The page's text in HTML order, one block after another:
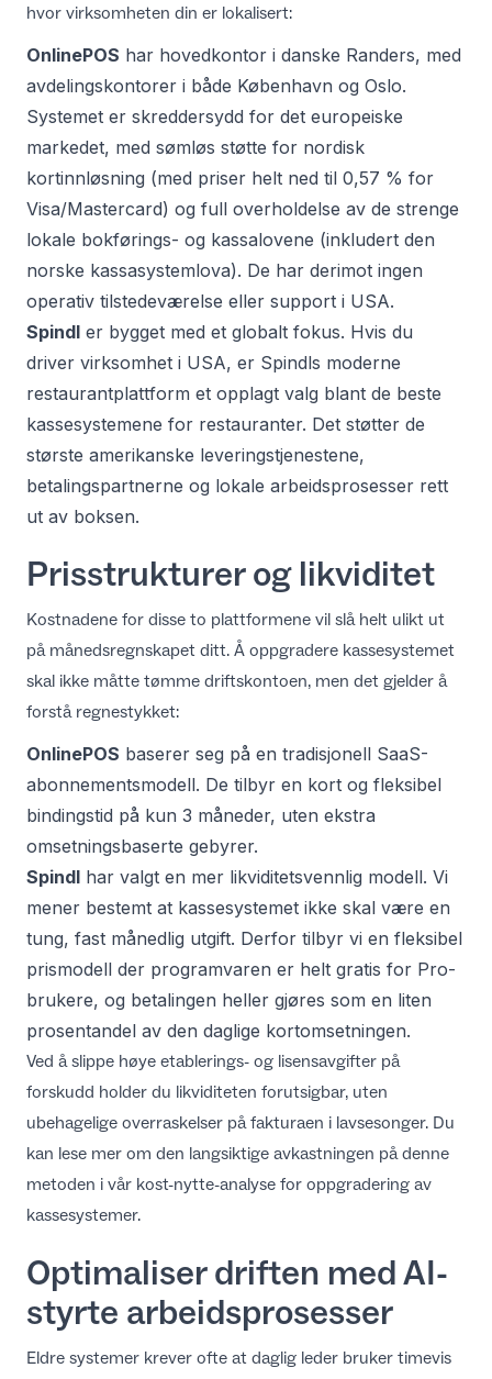
hvor virksomheten din er lokalisert:
OnlinePOS har hovedkontor i danske Randers, med
avdelingskontorer i både København og Oslo.
Systemet er skreddersydd for det europeiske
markedet, med sømløs støtte for nordisk
kortinnløsning (med priser helt ned til 0,57 % for
Visa/Mastercard) og full overholdelse av de strenge
lokale bokførings- og kassalovene (inkludert den
norske kassasystemlova). De har derimot ingen
operativ tilstedeværelse eller support i USA.
Spindl er bygget med et globalt fokus. Hvis du
driver virksomhet i USA, er Spindls moderne
restaurantplattform et opplagt valg blant de beste
kassesystemene for restauranter. Det støtter de
største amerikanske leveringstjenestene,
betalingspartnerne og lokale arbeidsprosesser rett
ut av boksen.
Prisstrukturer og likviditet
Kostnadene for disse to plattformene vil slå helt ulikt ut
på månedsregnskapet ditt. Å oppgradere kassesystemet
skal ikke måtte tømme driftskontoen, men det gjelder å
forstå regnestykket:
OnlinePOS baserer seg på en tradisjonell SaaS-
abonnementsmodell. De tilbyr en kort og fleksibel
bindingstid på kun 3 måneder, uten ekstra
omsetningsbaserte gebyrer.
Spindl har valgt en mer likviditetsvennlig modell. Vi
mener bestemt at kassesystemet ikke skal være en
tung, fast månedlig utgift. Derfor tilbyr vi en fleksibel
prismodell der programvaren er helt gratis for Pro-
brukere, og betalingen heller gjøres som en liten
prosentandel av den daglige kortomsetningen.
Ved å slippe høye etablerings- og lisensavgifter på
forskudd holder du likviditeten forutsigbar, uten
ubehagelige overraskelser på fakturaen i lavsesonger. Du
kan lese mer om den langsiktige avkastningen på denne
metoden i vår kost-nytte-analyse for oppgradering av
kassesystemer.
Optimaliser driften med AI-
styrte arbeidsprosesser
Eldre systemer krever ofte at daglig leder bruker timevis